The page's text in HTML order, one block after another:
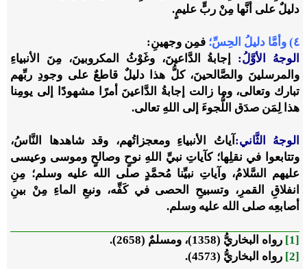
دليلٌ على أنَّها مِنْ ربٍّ عليمٍ.
٤) وأمَّا دليلُ الحِسِّ؛
فمِن وجهينِ:
الوجهُ الأوَّلُ: إجابةُ الدَّاعينَ، وغَوْثُ المكروبينَ، مِنَ الأنبياءِ
والمرسلينَ والصَّالحينَ، كلُّ هذا دليلٌ قاطعٌ على وجودِ ربِّهم
تبارك وتعالى، وما زالت إجابةُ الدَّاعينَ أمرًا مشهودًا إلى يومِنا
هذا لِمَن صدَق اللُّجوءَ إلى اللهِ تعالى.
الوجهُ الثَّاني: آياتُ الأنبياءِ ومعجزاتُهم، وقد شاهدها النَّاسُ،
وتتابعوا في نقلِها؛ كآياتِ نبيِّ اللهِ نوحٍ وصالحٍ وموسى وعيسى
عليهم السَّلامُ، وآياتِ نبيِّنا مُحمَّدٍ صلى الله عليه وسلم؛ مِنِ
انفلاقِ القمرِ، وتسبيحِ الحصى في كَفِّه، ونبعِ الماءِ مِنْ بينِ
أصابعِه صلى الله عليه وسلم.
[1]
رواه البخاريُّ (1358)، ومسلمٌ (2658).
[2]
رواه البخاريُّ (4573).